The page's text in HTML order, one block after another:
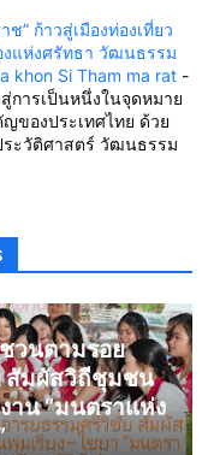
” ก้าวสู่เมืองท่องเที่ยว
งแห่งศรัทธา วัฒนธรรม
khon Si Tham ma rat -
การเป็นหนึ่งในจุดหมาย
ของประเทศไทย ด้วย
ะวัติศาสตร์ วัฒนธรรม
วนตามรอย
สัมผัสวิถีชุมชน
าน “มนตราแห่ง